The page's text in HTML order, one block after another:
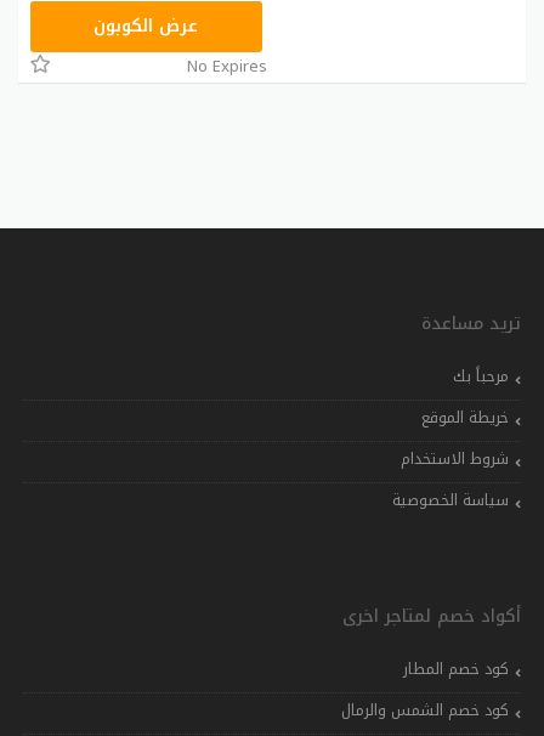
عرض الكوبون
No Expires
تريد مساعدة
مرحباً بك
خريطة الموقع
شروط الاستخدام
سياسة الخصوصية
أكواد خصم لمتاجر اخرى
كود خصم المطار
كود خصم الشمس والرمال